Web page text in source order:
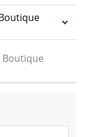
Boutique